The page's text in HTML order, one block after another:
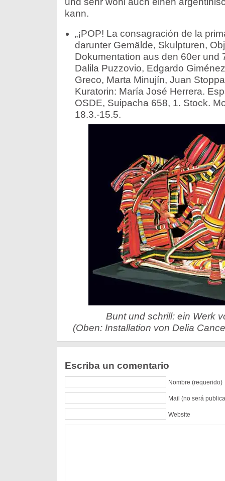
kann.
„¡POP! La consagración de la
darunter Gemälde, Skulpturen,
Dokumentation aus den 60er und
Dalila Puzzovio, Edgardo
Greco, Marta Minujín, Juan
Kuratorin: María José Herrera.
OSDE, Suipacha 658, 1. Stock.
18.3.-15.5.
Bunt und schrill: ein Werk
(Oben: Installation von Delia
Escriba un comentario
Nombre (requerido)
Mail (no será
Website